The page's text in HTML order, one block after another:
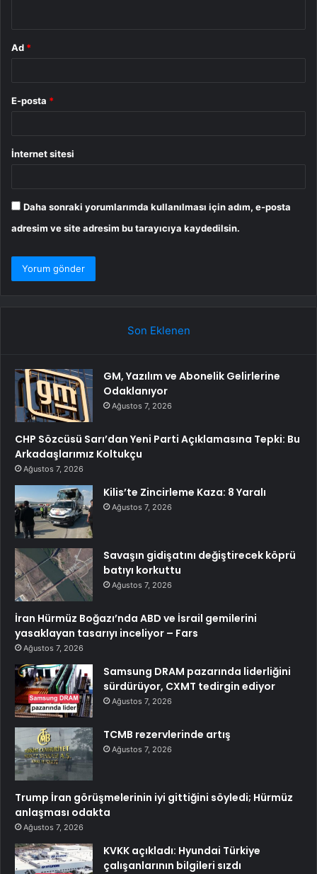
Ad *
E-posta *
İnternet sitesi
Daha sonraki yorumlarımda kullanılması için adım, e-posta
adresim ve site adresim bu tarayıcıya kaydedilsin.
Son Eklenen
GM, Yazılım ve Abonelik Gelirlerine
Odaklanıyor
Ağustos 7, 2026
CHP Sözcüsü Sarı’dan Yeni Parti Açıklamasına Tepki: Bu
Arkadaşlarımız Koltukçu
Ağustos 7, 2026
Kilis’te Zincirleme Kaza: 8 Yaralı
Ağustos 7, 2026
Savaşın gidişatını değiştirecek köprü
batıyı korkuttu
Ağustos 7, 2026
İran Hürmüz Boğazı’nda ABD ve İsrail gemilerini
yasaklayan tasarıyı inceliyor – Fars
Ağustos 7, 2026
Samsung DRAM pazarında liderliğini
sürdürüyor, CXMT tedirgin ediyor
Ağustos 7, 2026
TCMB rezervlerinde artış
Ağustos 7, 2026
Trump İran görüşmelerinin iyi gittiğini söyledi; Hürmüz
anlaşması odakta
Ağustos 7, 2026
KVKK açıkladı: Hyundai Türkiye
çalışanlarının bilgileri sızdı